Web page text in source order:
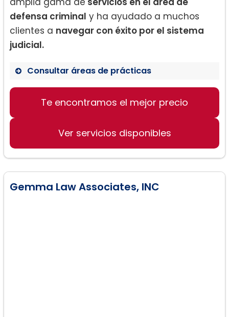
defensa criminal y ha ayudado a muchos
clientes a navegar con éxito por el sistema
judicial.
Consultar áreas de prácticas
Defensa Criminal
Servicios Multilingües
Te encontramos el mejor precio
Ver servicios disponibles
Gemma Law Associates, INC